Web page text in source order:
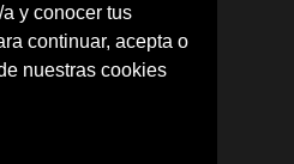
y conocer tus
continuar, acepta o
nuestras cookies